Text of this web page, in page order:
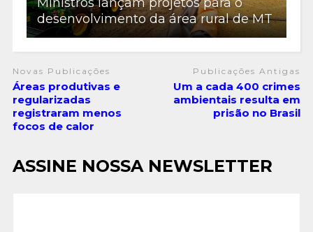
desenvolvimento da área rural de MT
Novas Publicações
Áreas produtivas e
regularizadas
registraram menos
focos de calor
Publicações Antigas
Um a cada 400 crimes
ambientais resulta em
prisão no Brasil
ASSINE NOSSA NEWSLETTER